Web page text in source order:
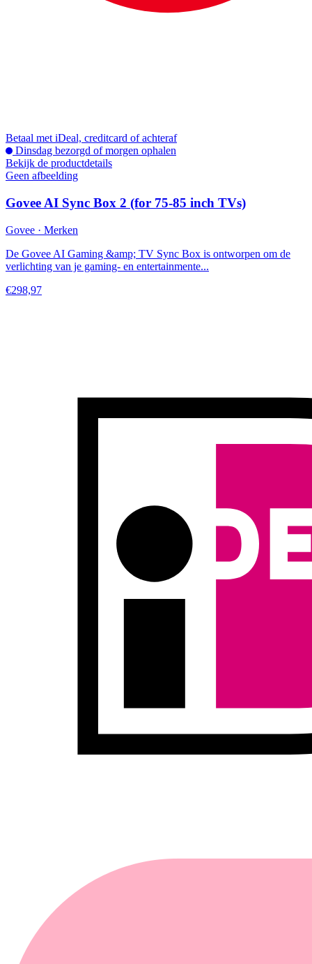
Betaal met iDeal, creditcard of achteraf
Dinsdag bezorgd of morgen ophalen
Bekijk de productdetails
Geen afbeelding
Govee AI Sync Box 2 (for 75-85 inch TVs)
Govee · Merken
De Govee AI Gaming &amp; TV Sync Box is ontworpen om de
verlichting van je gaming- en entertainmente...
€298,97